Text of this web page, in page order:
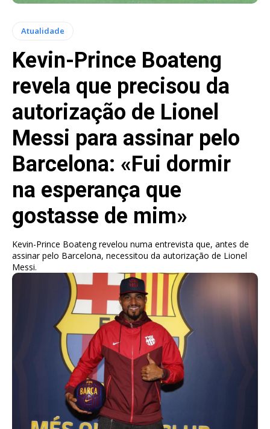
Atualidade
Kevin-Prince Boateng
revela que precisou da
autorização de Lionel
Messi para assinar pelo
Barcelona: «Fui dormir
na esperança que
gostasse de mim»
Kevin-Prince Boateng revelou numa entrevista que, antes de
assinar pelo Barcelona, necessitou da autorização de Lionel
Messi.